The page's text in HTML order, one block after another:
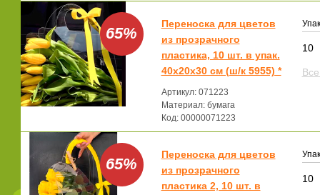
65%
Переноска для цветов
из прозрачного
пластика, 10 шт. в упак.
40x20x30 см (ш/к 5955) *
Артикул: 071223
Материал: бумага
Код: 00000071223
10
65%
Переноска для цветов
из прозрачного
пластика 2, 10 шт. в
10